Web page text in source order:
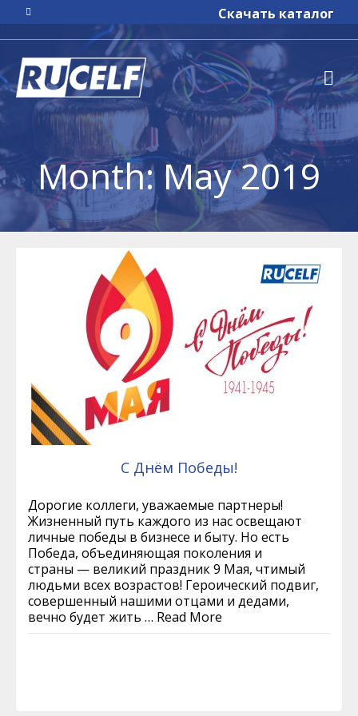
Скачать каталог
Month: May 2019
С Днём Победы!
Дорогие коллеги, уважаемые партнеры!
Жизненный путь каждого из нас освещают
личные победы в бизнесе и быту. Но есть
Победа, объединяющая поколения и
страны — великий праздник 9 Мая, чтимый
людьми всех возрастов! Героический подвиг,
совершенный нашими отцами и дедами,
вечно будет жить … Read More